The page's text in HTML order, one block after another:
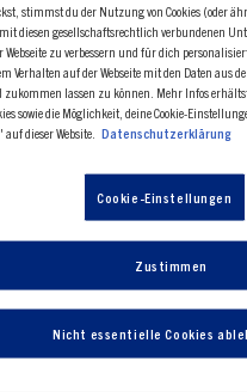
mit Fleisch
stimmst du der Nutzung von Cookies (oder
diesen gesellschaftsrechtlich verbundenen
zu verbessern und für dich
Verhalten auf der Webseite mit den Daten
zukommen lassen zu können. Mehr Infos
sowie die Möglichkeit, deine Cookie-
dieser Website. Datenschutzerklärung
Cookie-Einstellungen
Nicht essentielle Cookies
Zustimmen